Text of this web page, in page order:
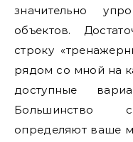
значительно
объектов.
строку
рядом со мной на
доступные
Большинство
определяют ваше